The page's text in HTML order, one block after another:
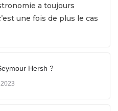
a toujours
une fois de plus le cas
Hersh ?